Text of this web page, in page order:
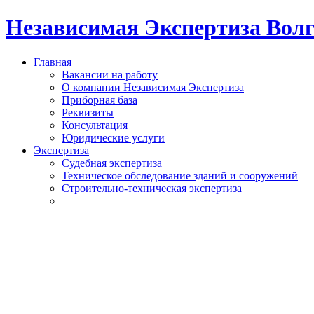
Независимая Экспертиза
Главная
Вакансии на работу
О компании Независимая Экспертиза
Приборная база
Реквизиты
Консультация
Юридические услуги
Экспертиза
Судебная экспертиза
Техническое обследование зданий и сооружений
Строительно-техническая экспертиза